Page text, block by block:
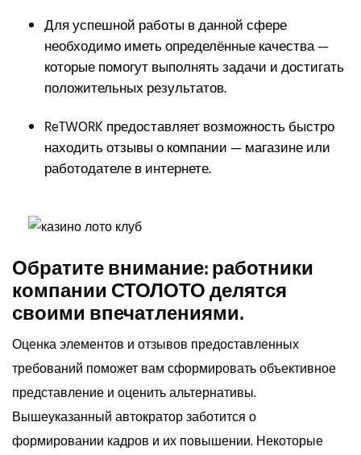
Для успешной работы в данной сфере
необходимо иметь определённые качества —
которые помогут выполнять задачи и достигать
положительных результатов.
ReTWORK предоставляет возможность быстро
находить отзывы о компании — магазине или
работодателе в интернете.
Обратите внимание: работники
компании СТОЛОТО делятся
своими впечатлениями.
Оценка элементов и отзывов предоставленных
требований поможет вам сформировать объективное
представление и оценить альтернативы.
Вышеуказанный автократор заботится о
формировании кадров и их повышении. Некоторые